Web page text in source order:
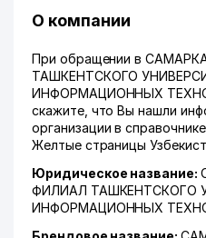
О компании
При обращении в
ТАШКЕНТСКОГО
ИНФОРМАЦИОННЫХ
скажите, что Вы нашли
организации в
Желтые страницы
Юридическое название:
ФИЛИАЛ ТАШКЕНТСКОГО
ИНФОРМАЦИОННЫХ